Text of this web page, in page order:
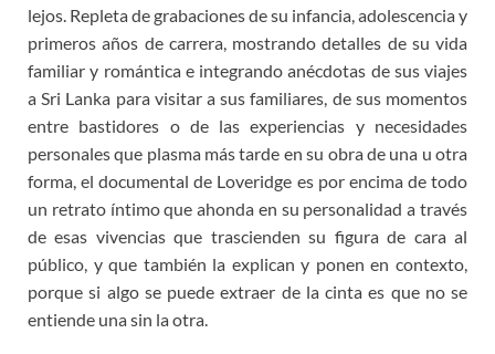
lejos. Repleta de grabaciones de su infancia, adolescencia y
primeros años de carrera, mostrando detalles de su vida
familiar y romántica e integrando anécdotas de sus viajes
a Sri Lanka para visitar a sus familiares, de sus momentos
entre bastidores o de las experiencias y necesidades
personales que plasma más tarde en su obra de una u otra
forma, el documental de Loveridge es por encima de todo
un retrato íntimo que ahonda en su personalidad a través
de esas vivencias que trascienden su figura de cara al
público, y que también la explican y ponen en contexto,
porque si algo se puede extraer de la cinta es que no se
entiende una sin la otra.